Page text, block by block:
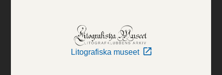
Litografiska museet